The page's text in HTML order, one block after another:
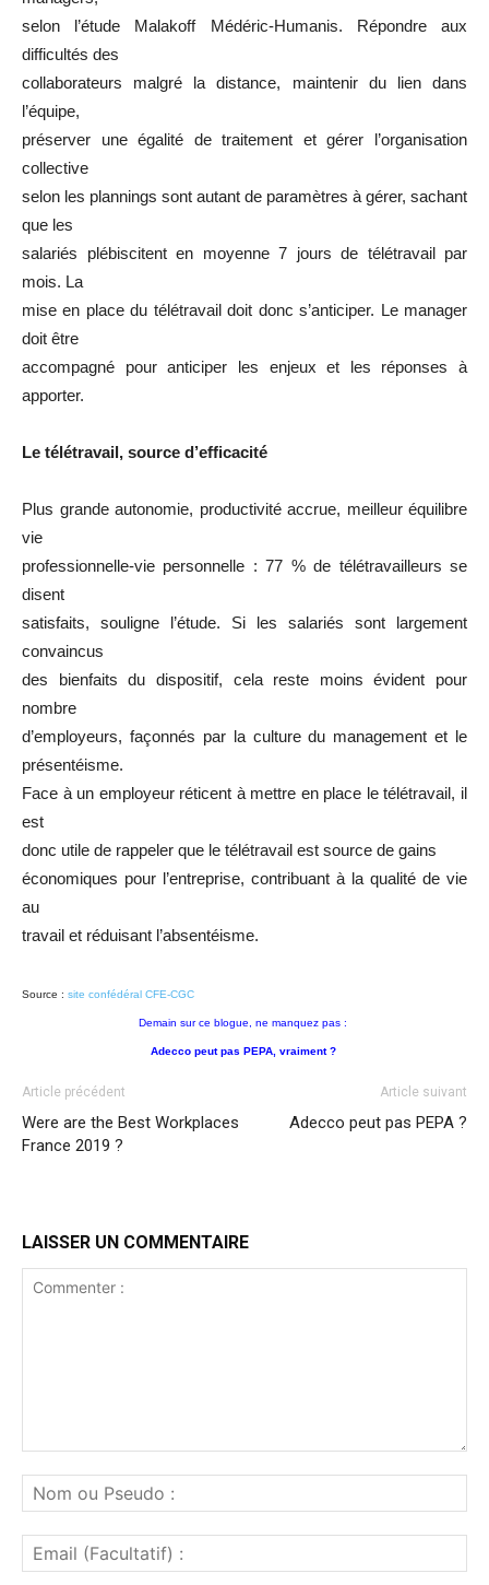
selon l’étude Malakoff Médéric-Humanis. Répondre aux
difficultés des
collaborateurs malgré la distance, maintenir du lien dans
l’équipe,
préserver une égalité de traitement et gérer l’organisation
collective
selon les plannings sont autant de paramètres à gérer, sachant
que les
salariés plébiscitent en moyenne 7 jours de télétravail par
mois. La
mise en place du télétravail doit donc s’anticiper. Le manager
doit être
accompagné pour anticiper les enjeux et les réponses à
apporter.
Le télétravail, source d’efficacité
Plus grande autonomie, productivité accrue, meilleur équilibre
vie
professionnelle-vie personnelle : 77 % de télétravailleurs se
disent
satisfaits, souligne l’étude. Si les salariés sont largement
convaincus
des bienfaits du dispositif, cela reste moins évident pour
nombre
d’employeurs, façonnés par la culture du management et le
présentéisme.
Face à un employeur réticent à mettre en place le télétravail, il
est
donc utile de rappeler que le télétravail est source de gains
économiques pour l’entreprise, contribuant à la qualité de vie
au
travail et réduisant l’absentéisme.
Source : site confédéral CFE-CGC
Demain sur ce blogue, ne manquez pas :
Adecco peut pas PEPA, vraiment ?
Article précédent
Were are the Best Workplaces
France 2019 ?
Article suivant
Adecco peut pas PEPA ?
LAISSER UN COMMENTAIRE